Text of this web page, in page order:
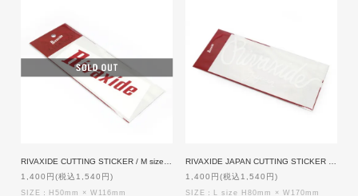
1,400円(税込1,540円)
SIZE：H50mm × W116mm
1,400円(税込1,540円)
SIZE：L size H80mm × W170mm